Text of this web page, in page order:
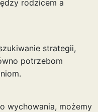
rodzicem a
strategii,
potrzebom
wychowania, możemy